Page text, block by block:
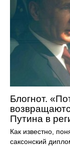
Блогнот.
Путина в
Как известно,
саксонский